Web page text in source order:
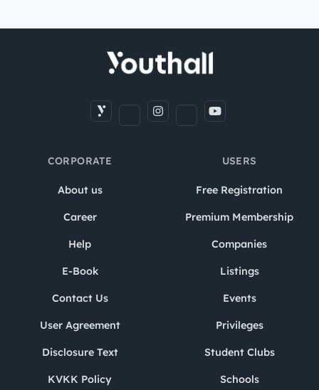
CORPORATE
About us
Career
Help
E-Book
Contact Us
User Agreement
Disclosure Text
KVKK Policy
USERS
Free Registration
Premium Membership
Companies
Listings
Events
Privileges
Student Clubs
Schools